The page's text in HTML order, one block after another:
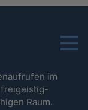
Menu
im
Raum.